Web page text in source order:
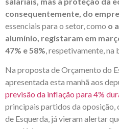
consequentemente, do
essenciais para o setor, como o
alumínio, registaram em
47% e 58% , respetivamente, na
Na proposta de Orçamento do
apresentada esta manhã aos
previsão da inflação para 4%
principais partidos da oposição,
de Esquerda, já vieram alertar